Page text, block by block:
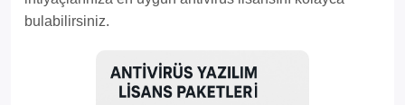
bulabilirsiniz.